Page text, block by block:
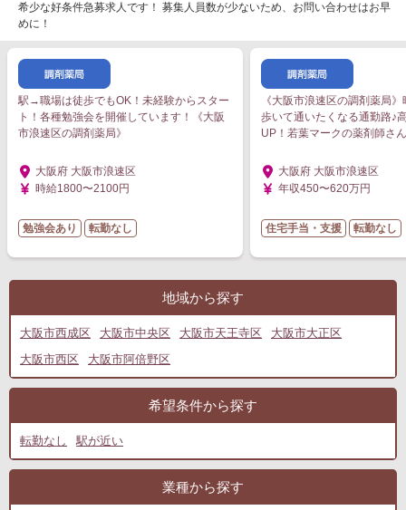
希少な好条件急募求人です！ 募集人員数が少ないため、お問い合わせはお早
めに！
駅→職場は徒歩でもOK！未経験からスター
ト！各種勉強会を開催しています！《大阪
市浪速区の調剤薬局》
大阪府 大阪市浪速区
時給1800〜2100円
勉強会あり 転勤なし
《大阪市浪速区の調剤薬局
歩いて通いたくなる通勤路♪
UP！若葉マークの薬剤師さ
大阪府 大阪市浪速区
年収450〜620万円
住宅手当・支援 転勤なし
地域から探す
大阪市西成区 大阪市中央区 大阪市天王寺区
大阪市大正区
大阪市西区
大阪市阿倍野区
希望条件から探す
転勤なし 駅が近い
業種から探す